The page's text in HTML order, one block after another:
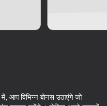
Smile Rush
आप विभिन्न बोनस उठाएंगे जो